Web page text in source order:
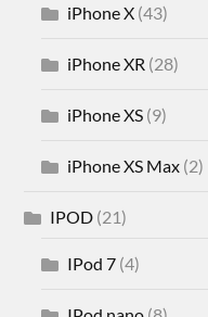
iPhone X (43)
iPhone XR (28)
iPhone XS (9)
iPhone XS Max (2)
IPOD (21)
IPod 7 (4)